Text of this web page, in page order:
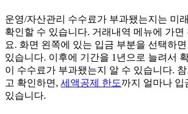
운영/자산관리 수수료가 부과됐는지는 미
확인할 수 있습니다. 거래내역 메뉴에 가면
요. 화면 왼쪽에 있는 입금 부분을 선택하
있습니다. 이후에 기간을 1년으로 늘려서
이 수수료가 부과됐는지 알 수 있습니다.
고 확인하면, 세액공제 한도까지 얼마나 입
있습니다.